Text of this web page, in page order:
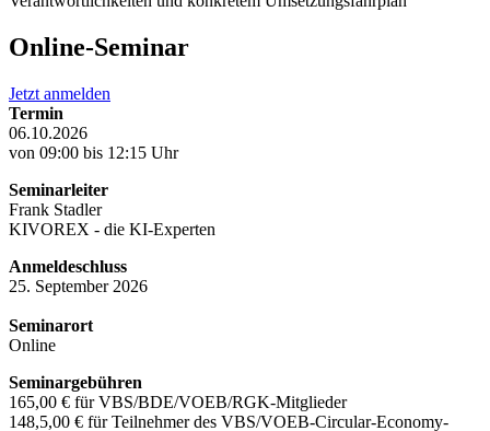
Online-Seminar
Jetzt anmelden
Termin
06.10.2026
von 09:00 bis 12:15 Uhr
Seminarleiter
Frank Stadler
KIVOREX - die KI-Experten
Anmeldeschluss
25. September 2026
Seminarort
Online
Seminargebühren
165,00 € für VBS/BDE/VOEB/RGK-Mitglieder
148,5,00 € für Teilnehmer des VBS/VOEB-Circular-Economy-